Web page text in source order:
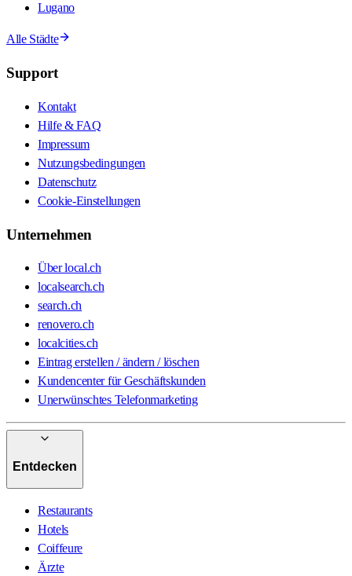
Lugano
Alle Städte
Support
Kontakt
Hilfe & FAQ
Impressum
Nutzungsbedingungen
Datenschutz
Cookie-Einstellungen
Unternehmen
Über local.ch
localsearch.ch
search.ch
renovero.ch
localcities.ch
Eintrag erstellen / ändern / löschen
Kundencenter für Geschäftskunden
Unerwünschtes Telefonmarketing
Entdecken
Restaurants
Hotels
Coiffeure
Ärzte